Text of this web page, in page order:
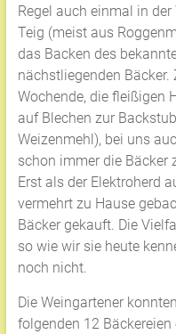
Regel auch einmal in
Teig (meist aus
das Backen des
nächstliegenden
Wochende, die fleißigen
auf Blechen zur
Weizenmehl), bei uns
schon immer die Bäcker
Erst als der Elektroherd
vermehrt zu Hause
Bäcker gekauft. Die
so wie wir sie heute
noch nicht.
Die Weingartener
folgenden 12 Bäckereien